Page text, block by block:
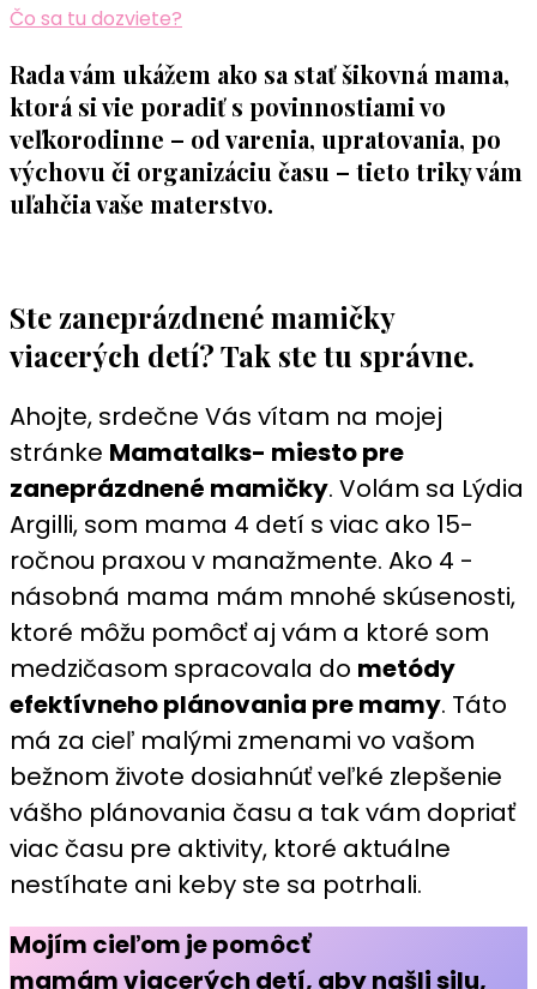
Čo sa tu dozviete?
Rada vám ukážem ako sa stať šikovná mama,
ktorá si vie poradiť s povinnostiami vo
veľkorodinne – od varenia, upratovania, po
výchovu či organizáciu času – tieto triky vám
uľahčia vaše materstvo.
Ste zaneprázdnené mamičky
viacerých detí? Tak ste tu správne.
Ahojte, srdečne Vás vítam na mojej
stránke Mamatalks- miesto pre
zaneprázdnené mamičky. Volám sa Lýdia
Argilli, som mama 4 detí s viac ako 15-
ročnou praxou v manažmente. Ako 4 -
násobná mama mám mnohé skúsenosti,
ktoré môžu pomôcť aj vám a ktoré som
medzičasom spracovala do metódy
efektívneho plánovania pre mamy. Táto
má za cieľ malými zmenami vo vašom
bežnom živote dosiahnúť veľké zlepšenie
vášho plánovania času a tak vám dopriať
viac času pre aktivity, ktoré aktuálne
nestíhate ani keby ste sa potrhali.
Mojím cieľom je pomôcť
mamám viacerých detí, aby našli silu,